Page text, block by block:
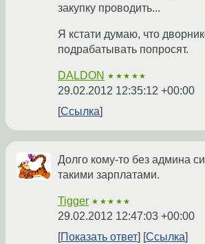
закупку проводить...
Я кстати думаю, что
подрабатывать попросят.
DALDON ★★★★★
29.02.2012 12:35:12 +00:00
Ссылка
Долго кому-то без админа
такими зарплатами.
Tigger ★★★★★
29.02.2012 12:47:03 +00:00
Показать ответ
Ссылка